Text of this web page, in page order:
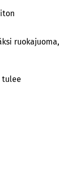
ruokajuoma,
tulee